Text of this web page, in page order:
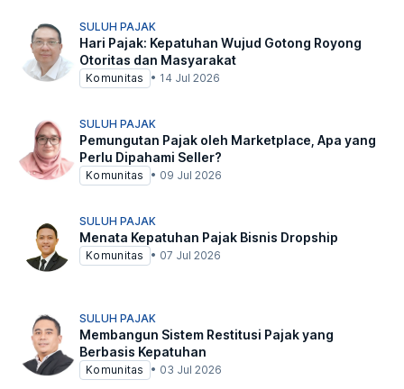
SULUH PAJAK
Hari Pajak: Kepatuhan Wujud Gotong Royong
Otoritas dan Masyarakat
Komunitas • 14 Jul 2026
SULUH PAJAK
Pemungutan Pajak oleh Marketplace, Apa yang
Perlu Dipahami Seller?
Komunitas • 09 Jul 2026
SULUH PAJAK
Menata Kepatuhan Pajak Bisnis Dropship
Komunitas • 07 Jul 2026
SULUH PAJAK
Membangun Sistem Restitusi Pajak yang
Berbasis Kepatuhan
Komunitas • 03 Jul 2026